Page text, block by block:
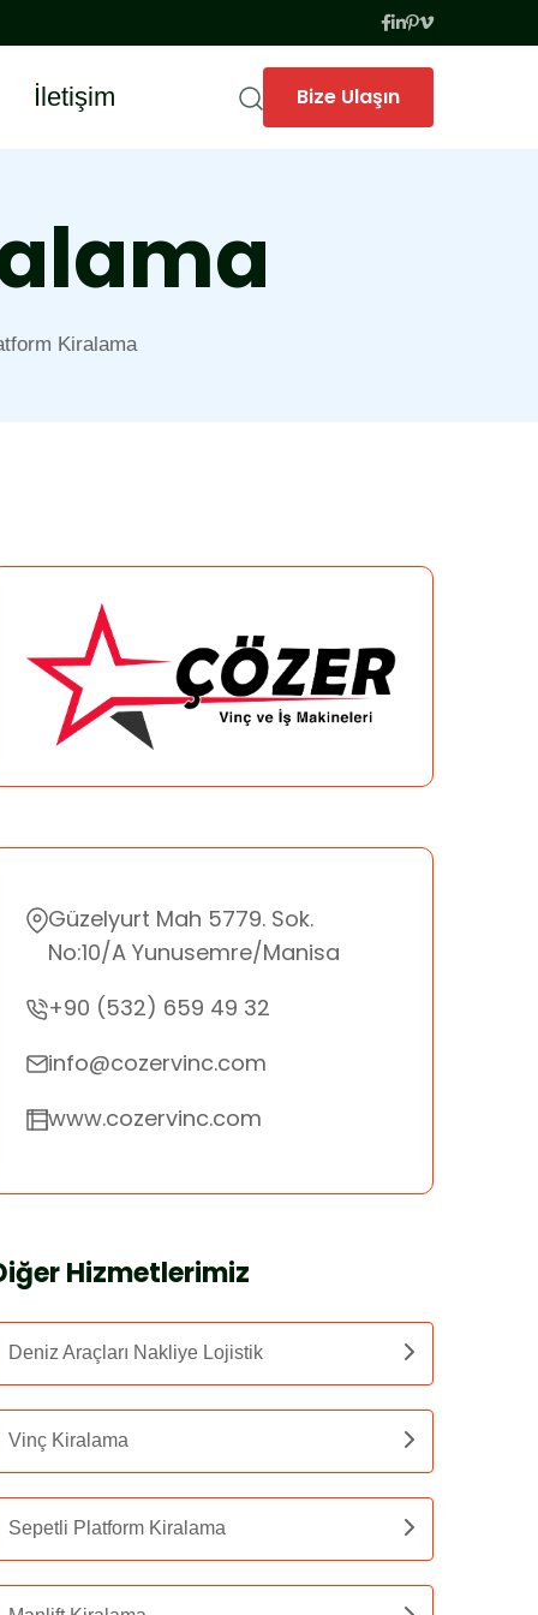
İletişim Bize Ulaşın
Kiralama
Güzelyurt Mah 5779. Sok.
No:10/A Yunusemre/Manisa
+90 (532) 659 49 32
info@cozervinc.com
www.cozervinc.com
Hizmetlerimiz
Deniz Araçları Nakliye Lojistik
Vinç Kiralama
Sepetli Platform Kiralama